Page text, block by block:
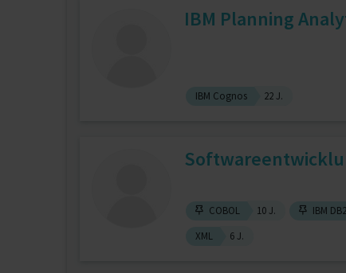
IBM Planning
IBM Cognos 22 J.
COBOL 10 J. IBM DB2
XML
6 J.